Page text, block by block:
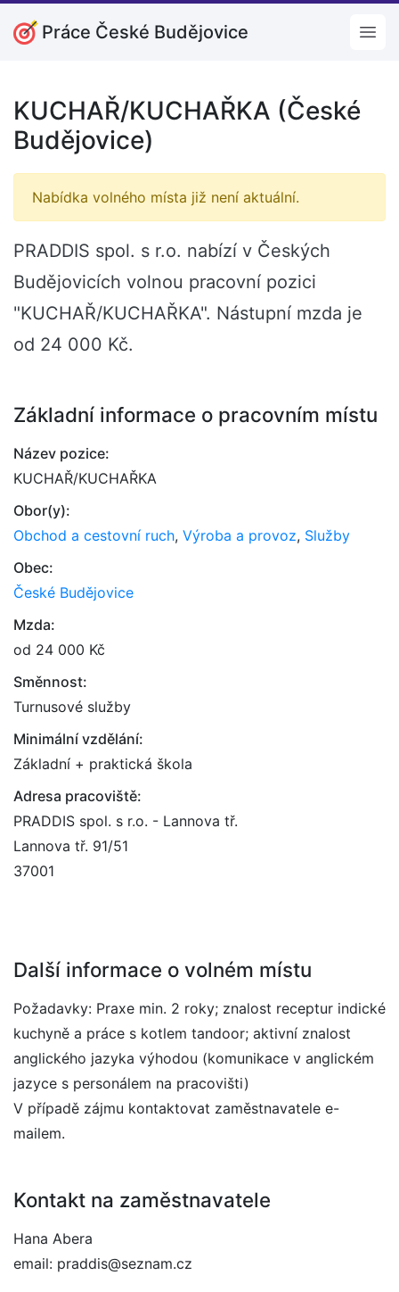
Práce České Budějovice
KUCHAŘ/KUCHAŘKA (České
Budějovice)
Nabídka volného místa již není aktuální.
PRADDIS spol. s r.o. nabízí v Českých
Budějovicích volnou pracovní pozici
"KUCHAŘ/KUCHAŘKA". Nástupní mzda je
od 24 000 Kč.
Základní informace o pracovním místu
Název pozice:
KUCHAŘ/KUCHAŘKA
Obor(y):
Obchod a cestovní ruch, Výroba a provoz, Služby
Obec:
České Budějovice
Mzda:
od 24 000 Kč
Směnnost:
Turnusové služby
Minimální vzdělání:
Základní + praktická škola
Adresa pracoviště:
PRADDIS spol. s r.o. - Lannova tř.
Lannova tř. 91/51
37001
Další informace o volném místu
Požadavky: Praxe min. 2 roky; znalost receptur indické
kuchyně a práce s kotlem tandoor; aktivní znalost
anglického jazyka výhodou (komunikace v anglickém
jazyce s personálem na pracovišti)
V případě zájmu kontaktovat zaměstnavatele e-
mailem.
Kontakt na zaměstnavatele
Hana Abera
email: praddis@seznam.cz